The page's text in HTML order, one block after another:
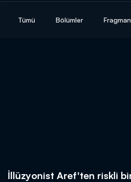
Tümü Bölümler
İllüzyonist Aref'ten riskli